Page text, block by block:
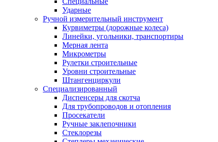
Ударные
Ручной измерительный инструмент
Курвиметры (дорожные колеса)
Линейки, угольники, транспортиры
Мерная лента
Микрометры
Рулетки строительные
Уровни строительные
Штангенциркули
Специализированный
Диспенсеры для скотча
Для трубопроводов и отопления
Просекатели
Ручные заклепочники
Стеклорезы